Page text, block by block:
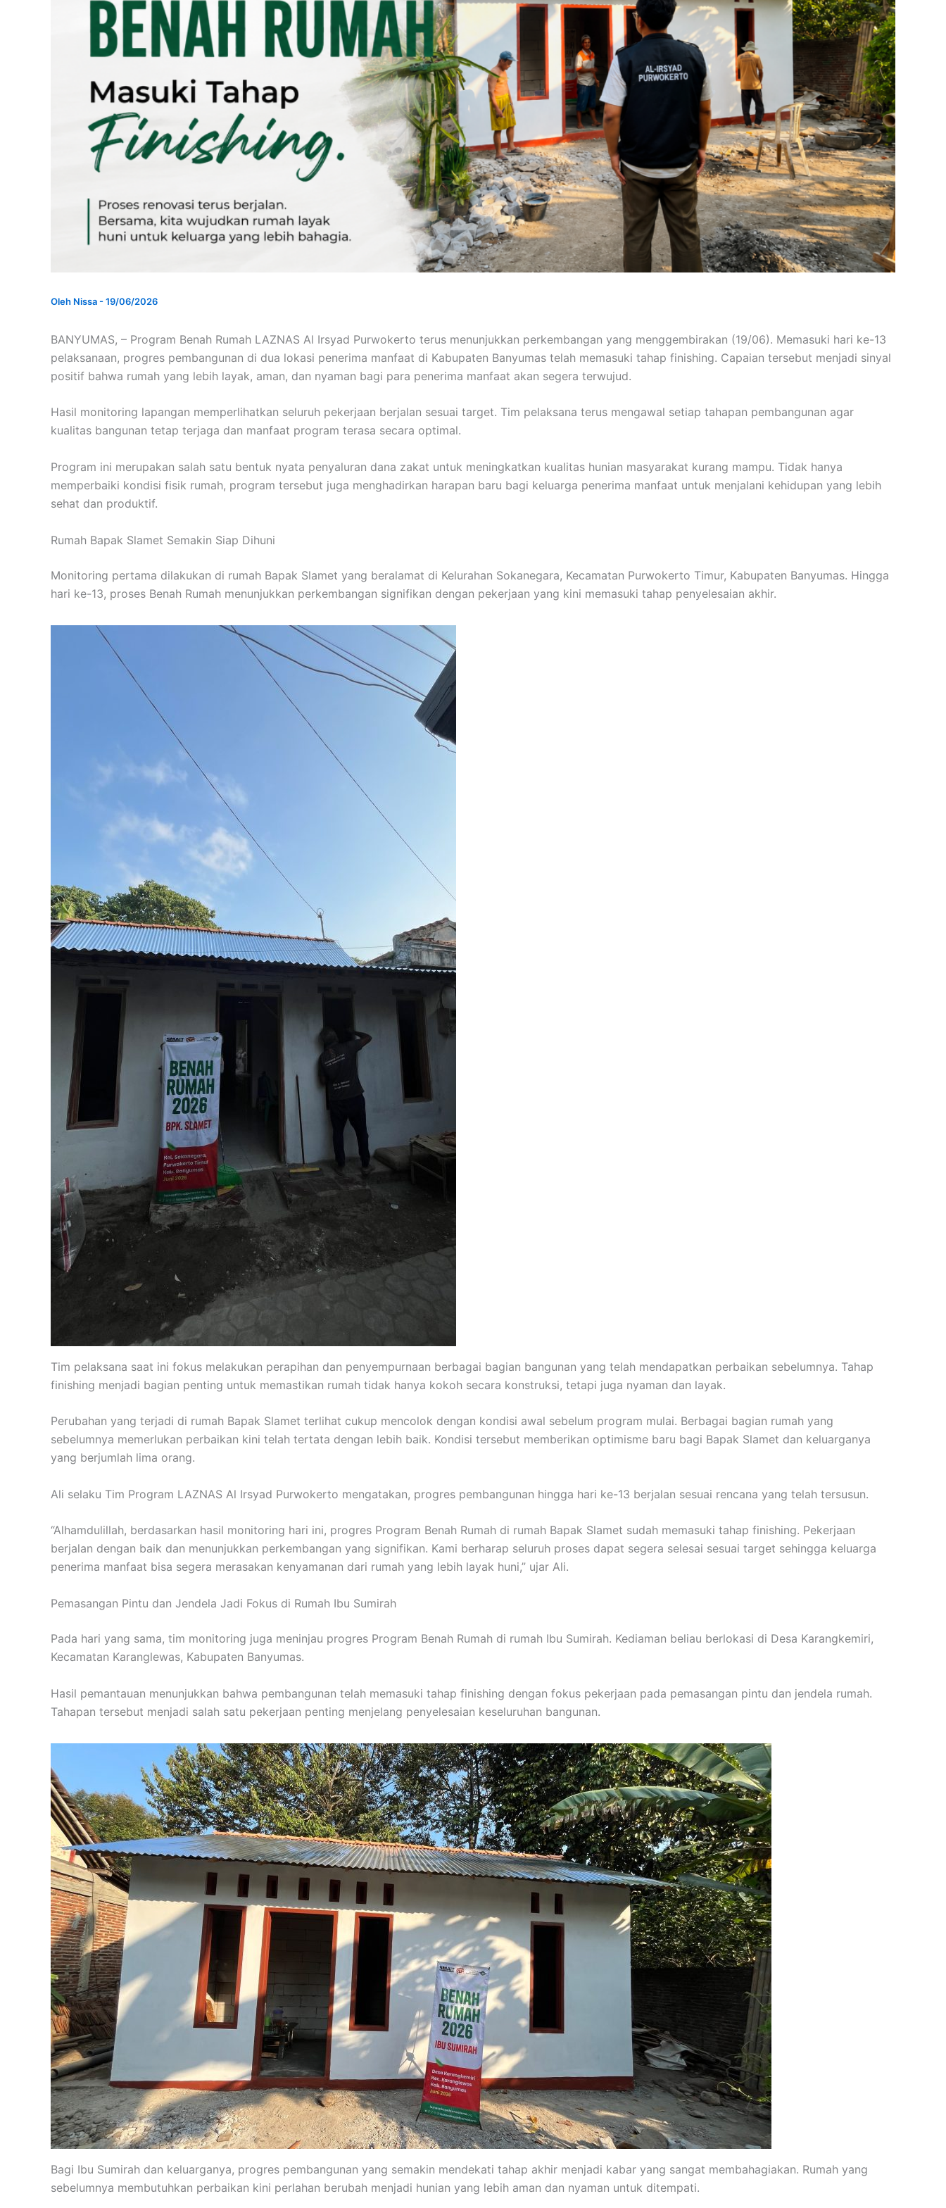
Oleh Nissa-19/06/2026
BANYUMAS, – Program Benah Rumah LAZNAS Al Irsyad Purwokerto terus menunjukkan perkembangan yang menggembirakan (19/06). Memasuki hari ke-13
pelaksanaan, progres pembangunan di dua lokasi penerima manfaat di Kabupaten Banyumas telah memasuki tahap finishing. Capaian tersebut menjadi sinyal
positif bahwa rumah yang lebih layak, aman, dan nyaman bagi para penerima manfaat akan segera terwujud.
Hasil monitoring lapangan memperlihatkan seluruh pekerjaan berjalan sesuai target. Tim pelaksana terus mengawal setiap tahapan pembangunan agar
kualitas bangunan tetap terjaga dan manfaat program terasa secara optimal.
Program ini merupakan salah satu bentuk nyata penyaluran dana zakat untuk meningkatkan kualitas hunian masyarakat kurang mampu. Tidak hanya
memperbaiki kondisi fisik rumah, program tersebut juga menghadirkan harapan baru bagi keluarga penerima manfaat untuk menjalani kehidupan yang lebih
sehat dan produktif.
Rumah Bapak Slamet Semakin Siap Dihuni
Monitoring pertama dilakukan di rumah Bapak Slamet yang beralamat di Kelurahan Sokanegara, Kecamatan Purwokerto Timur, Kabupaten Banyumas. Hingga
hari ke-13, proses Benah Rumah menunjukkan perkembangan signifikan dengan pekerjaan yang kini memasuki tahap penyelesaian akhir.
Tim pelaksana saat ini fokus melakukan perapihan dan penyempurnaan berbagai bagian bangunan yang telah mendapatkan perbaikan sebelumnya. Tahap
finishing menjadi bagian penting untuk memastikan rumah tidak hanya kokoh secara konstruksi, tetapi juga nyaman dan layak.
Perubahan yang terjadi di rumah Bapak Slamet terlihat cukup mencolok dengan kondisi awal sebelum program mulai. Berbagai bagian rumah yang
sebelumnya memerlukan perbaikan kini telah tertata dengan lebih baik. Kondisi tersebut memberikan optimisme baru bagi Bapak Slamet dan keluarganya
yang berjumlah lima orang.
Ali selaku Tim Program LAZNAS Al Irsyad Purwokerto mengatakan, progres pembangunan hingga hari ke-13 berjalan sesuai rencana yang telah tersusun.
“Alhamdulillah, berdasarkan hasil monitoring hari ini, progres Program Benah Rumah di rumah Bapak Slamet sudah memasuki tahap finishing. Pekerjaan
berjalan dengan baik dan menunjukkan perkembangan yang signifikan. Kami berharap seluruh proses dapat segera selesai sesuai target sehingga keluarga
penerima manfaat bisa segera merasakan kenyamanan dari rumah yang lebih layak huni,” ujar Ali.
Pemasangan Pintu dan Jendela Jadi Fokus di Rumah Ibu Sumirah
Pada hari yang sama, tim monitoring juga meninjau progres Program Benah Rumah di rumah Ibu Sumirah. Kediaman beliau berlokasi di Desa Karangkemiri,
Kecamatan Karanglewas, Kabupaten Banyumas.
Hasil pemantauan menunjukkan bahwa pembangunan telah memasuki tahap finishing dengan fokus pekerjaan pada pemasangan pintu dan jendela rumah.
Tahapan tersebut menjadi salah satu pekerjaan penting menjelang penyelesaian keseluruhan bangunan.
Bagi Ibu Sumirah dan keluarganya, progres pembangunan yang semakin mendekati tahap akhir menjadi kabar yang sangat membahagiakan. Rumah yang
sebelumnya membutuhkan perbaikan kini perlahan berubah menjadi hunian yang lebih aman dan nyaman untuk ditempati.